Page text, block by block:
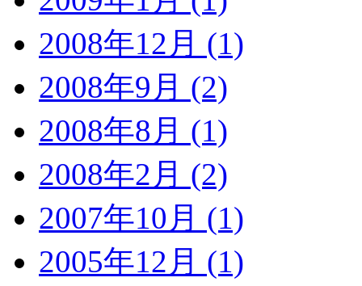
2008年12月 (1)
2008年9月 (2)
2008年8月 (1)
2008年2月 (2)
2007年10月 (1)
2005年12月 (1)